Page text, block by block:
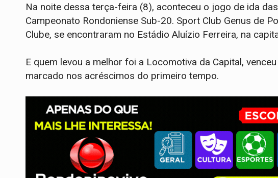
Na noite dessa terça-feira (8), aconteceu o jogo de ida
Campeonato Rondoniense Sub-20. Sport Club Genus de
Clube, se encontraram no Estádio Aluízio Ferreira, na
E quem levou a melhor foi a Locomotiva da Capital,
marcado nos acréscimos do primeiro tempo.